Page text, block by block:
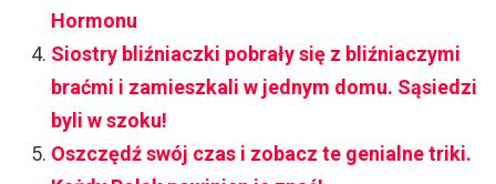
Hormonu
Siostry bliźniaczki pobrały się z bliźniaczymi
braćmi i zamieszkali w jednym domu. Sąsiedzi
byli w szoku!
Oszczędź swój czas i zobacz te genialne triki.